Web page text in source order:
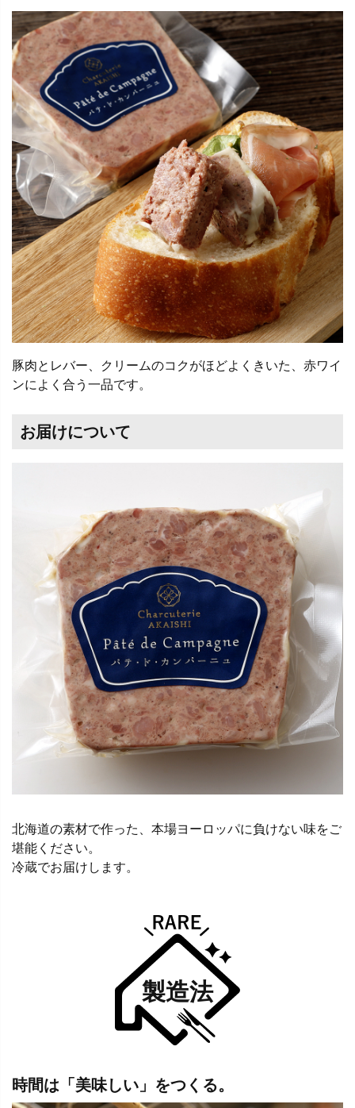
豚肉とレバー、クリームのコクがほどよくきいた、赤ワイ
ンによく合う一品です。
お届けについて
北海道の素材で作った、本場ヨーロッパに負けない味をご
堪能ください。
冷蔵でお届けします。
製造法
時間は「美味しい」をつくる。